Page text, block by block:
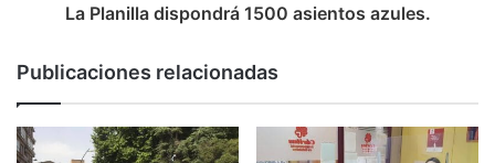
La Planilla dispondrá 1500 asientos azules.
Publicaciones relacionadas